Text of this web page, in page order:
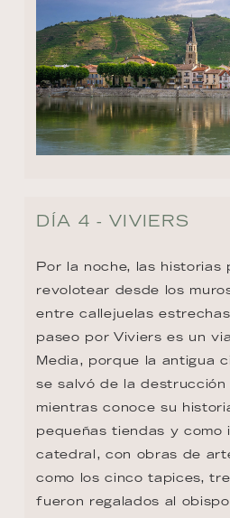
DÍA 4 - VIVIERS
Por la noche, las historias
revolotear desde los
entre callejuelas
paseo por Viviers es un
Media, porque la antigua
se salvó de la
mientras conoce su
pequeñas tiendas y como
catedral, con obras de
como los cinco tapices,
fueron regalados al